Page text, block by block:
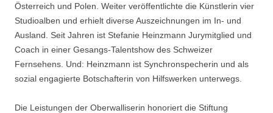
Österreich und Polen. Weiter veröffentlichte die Künstlerin vier
Studioalben und erhielt diverse Auszeichnungen im In- und
Ausland. Seit Jahren ist Stefanie Heinzmann Jurymitglied und
Coach in einer Gesangs-Talentshow des Schweizer
Fernsehens. Und: Heinzmann ist Synchronspecherin und als
sozial engagierte Botschafterin von Hilfswerken unterwegs.
Die Leistungen der Oberwalliserin honoriert die Stiftung